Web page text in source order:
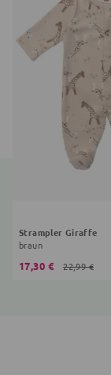
Strampler Giraffe
braun
17,30 € 22,99 €